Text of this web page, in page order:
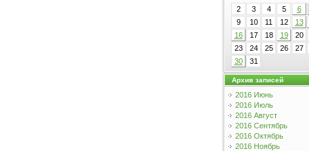
2
3 4 5 6
9
10 11 12 13
16
17 18 19 20
23
24 25 26 27
30
31
Архив записей
2016 Июнь
2016 Июль
2016 Август
2016 Сентябрь
2016 Октябрь
2016 Ноябрь